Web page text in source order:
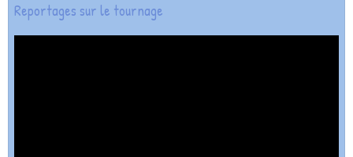
Reportages sur le tournage